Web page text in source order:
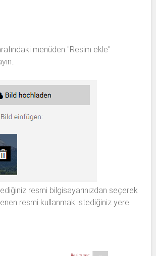
menüden "Resim ekle"
resmi bilgisayarınızdan seçerek
resmi kullanmak istediğiniz yere